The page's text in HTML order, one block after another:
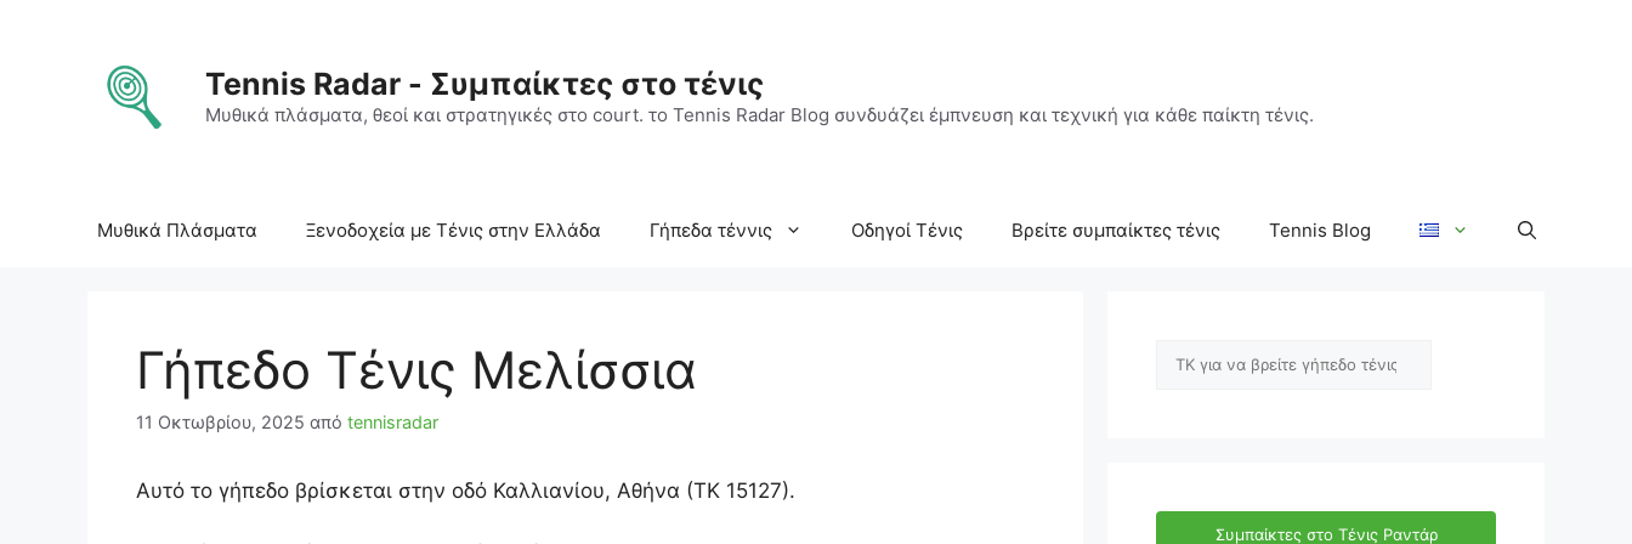
περιεχόμενο
Tennis Radar - Συμπαίκτες στο τένις
Μυθικά πλάσματα, θεοί και στρατηγικές στο court. το Tennis Radar Blog συνδυάζει έμπνευση και τεχνική για κάθε παίκτη τένις.
Μυθικά Πλάσματα Ξενοδοχεία με Τένις στην Ελλάδα Γήπεδα τέννις Οδηγοί Τένις Βρείτε συμπαίκτες τένις Tennis Blog
Γήπεδο Τένις Μελίσσια
11 Οκτωβρίου, 2025 από tennisradar
Αυτό το γήπεδο βρίσκεται στην οδό Καλλιανίου, Αθήνα (ΤΚ 15127).
Αναζήτηση
Συμπαίκτες στο Τένις Ραντάρ